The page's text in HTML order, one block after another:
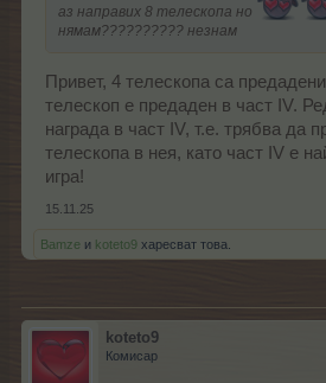
аз направих 8 телескопа но
нямам?????????? незнам
Привет, 4 телескопа са
телескоп е предаден в част IV.
награда в част IV, т.е. трябва да
телескопа в нея, като част IV е
игра!
15.11.25
Bamze и koteto9 харесват това.
koteto9
Комисар